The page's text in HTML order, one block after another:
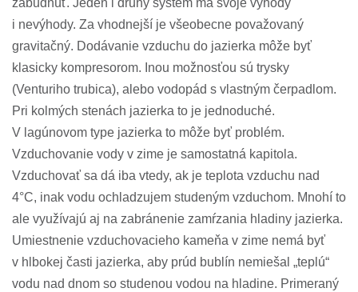
i nevýhody. Za vhodnejší je všeobecne považovaný
gravitačný. Dodávanie vzduchu do jazierka môže byť
klasicky kompresorom. Inou možnosťou sú trysky
(Venturiho trubica), alebo vodopád s vlastným čerpadlom.
Pri kolmých stenách jazierka to je jednoduché.
V lagúnovom type jazierka to môže byť problém.
Vzduchovanie vody v zime je samostatná kapitola.
Vzduchovať sa dá iba vtedy, ak je teplota vzduchu nad
4°C, inak vodu ochladzujem studeným vzduchom. Mnohí to
ale využívajú aj na zabránenie zamŕzania hladiny jazierka.
Umiestnenie vzduchovacieho kameňa v zime nemá byť
v hlbokej časti jazierka, aby prúd bublín nemiešal „teplú“
vodu nad dnom so studenou vodou na hladine. Primeraný